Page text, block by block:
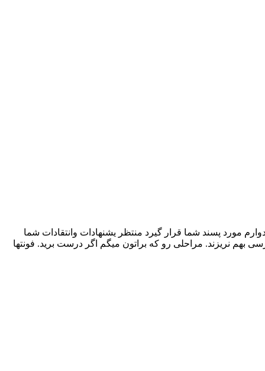
مورد پسند شما قرار گیرد منتظر یشنهادات وانتقادات شما
نریزند. مراحلی رو که براتون میگم اگر درست برید. فونتها